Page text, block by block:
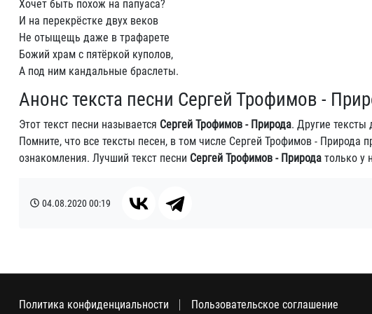
Хочет быть похож на папуаса?
И на перекрёстке двух веков
Не отыщещь даже в трафарете
Божий храм с пятёркой куполов,
А под ним кандальные браслеты.
Анонс текста песни Сергей Трофимов -
Этот текст песни называется Сергей Трофимов - Природа. Другие тексты
Помните, что все тексты песен, в том числе Сергей Трофимов -
ознакомления. Лучший текст песни Сергей Трофимов - Природа только у
04.08.202000:19
Политика конфиденциальности Пользовательское соглашение